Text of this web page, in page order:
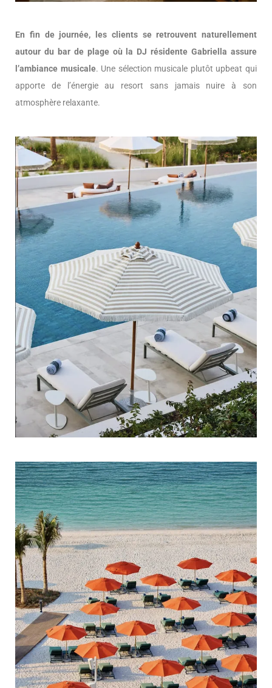
En fin de journée, les clients se retrouvent naturellement
autour du bar de plage où la DJ résidente Gabriella assure
l’ambiance musicale. Une sélection musicale plutôt upbeat qui
apporte de l’énergie au resort sans jamais nuire à son
atmosphère relaxante.